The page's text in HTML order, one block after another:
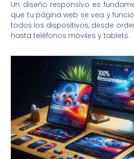
Un diseño responsivo es
que tu página web se vea y
todos los dispositivos, desde
hasta teléfonos móviles y tablets.